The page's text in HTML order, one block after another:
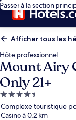
Passer à la section
Afficher tous les
Hôte professionnel
Mount Airy
Only 21+
Hébergement
4.5 étoiles
Complexe touristique
Casino à 0,2 km